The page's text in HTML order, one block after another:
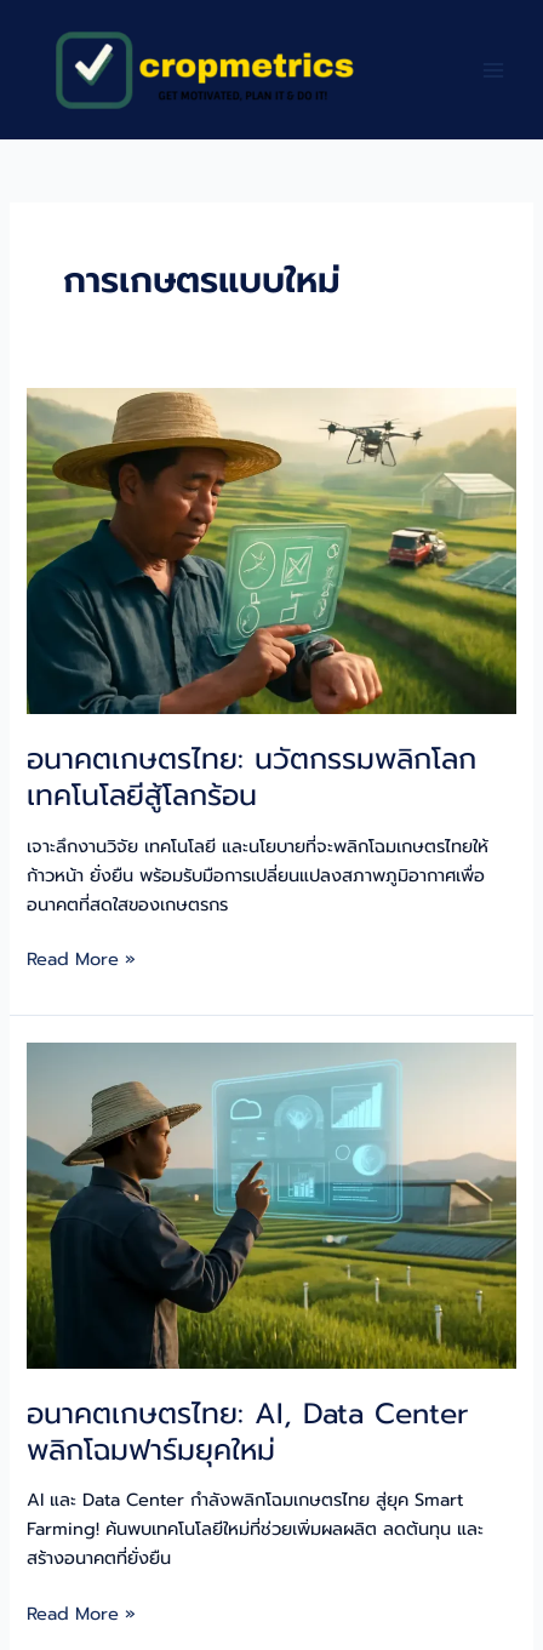
การเกษตรแบบใหม่
อนาคตเกษตรไทย: นวัตกรรมพลิกโลก
เทคโนโลยีสู้โลกร้อน
เจาะลึกงานวิจัย เทคโนโลยี และนโยบายที่จะพลิกโฉมเกษตรไทยให้
ก้าวหน้า ยั่งยืน พร้อมรับมือการเปลี่ยนแปลงสภาพภูมิอากาศเพื่อ
อนาคตที่สดใสของเกษตรกร
อนาคต
ไทย:
นวัตกรรม
เทคโนโลยี
โลก
ร้อน
Read More »
อนาคตเกษตรไทย: AI, Data Center
พลิกโฉมฟาร์มยุคใหม่
AI และ Data Center กำลังพลิกโฉมเกษตรไทย สู่ยุค Smart
Farming! ค้นพบเทคโนโลยีใหม่ที่ช่วยเพิ่มผลผลิต ลดต้นทุน และ
สร้างอนาคตที่ยั่งยืน
อนาคต
Read More »